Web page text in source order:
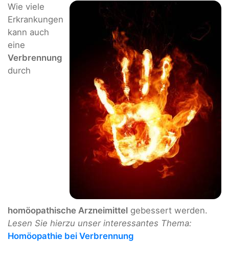
Wie viele
Erkrankungen
kann auch
eine
Verbrennung
durch
homöopathische Arzneimittel gebessert werden.
Lesen Sie hierzu unser interessantes Thema:
Homöopathie bei Verbrennung